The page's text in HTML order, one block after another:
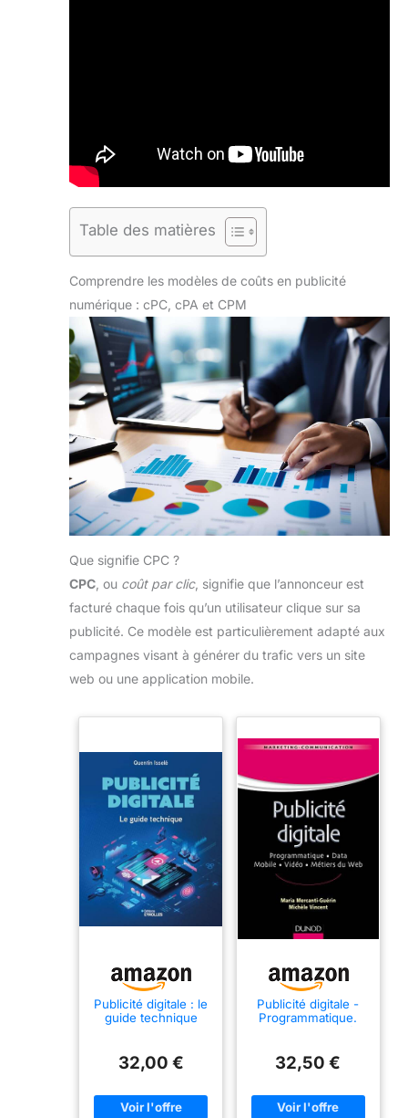
Table des matières
Comprendre les modèles de coûts en publicité
numérique : cPC, cPA et CPM
Que signifie CPC ?
CPC, ou coût par clic, signifie que l’annonceur est
facturé chaque fois qu’un utilisateur clique sur sa
publicité. Ce modèle est particulièrement adapté aux
campagnes visant à générer du trafic vers un site
web ou une application mobile.
Publicité digitale : le
guide technique
32,00 €
Publicité digitale -
Programmatique.
Programmatique.
Data. Mobile. Vidéo.
32,50 €